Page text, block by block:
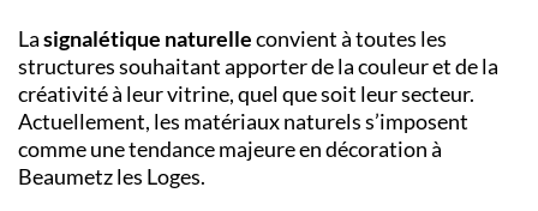
Lasignalétique naturelleconvient à toutes les
structures souhaitant apporter de la couleur et de la
créativité à leur vitrine, quel que soit leur secteur.
Actuellement, les matériaux naturels s’imposent
comme une tendance majeure en décoration à
Beaumetz les Loges.